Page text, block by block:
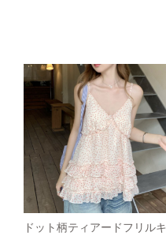
ドット柄ティアードフリルキ